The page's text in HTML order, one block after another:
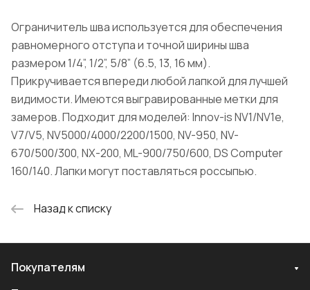
Ограничитель шва используется для обеспечения
равномерного отступа и точной ширины шва
размером 1/4”, 1/2”, 5/8” (6.5, 13, 16 мм).
Прикручивается впереди любой лапкой для лучшей
видимости. Имеются выгравированные метки для
замеров. Подходит для моделей: Innov-is NV1/NV1e,
V7/V5, NV5000/4000/2200/1500, NV-950, NV-
670/500/300, NX-200, ML-900/750/600, DS Computer
160/140. Лапки могут поставляться россыпью.
Назад к списку
Покупателям